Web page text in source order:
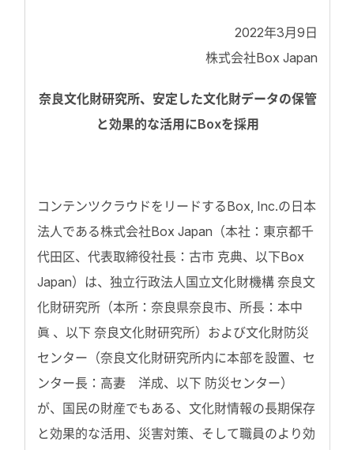
2022年3月9日
株式会社Box Japan
奈良文化財研究所、安定した文化財データの保管
と効果的な活用にBoxを採用
コンテンツクラウドをリードするBox, Inc.の日本
法人である株式会社Box Japan（本社：東京都千
代田区、代表取締役社長：古市 克典、以下Box
Japan）は、独立行政法人国立文化財機構 奈良文
化財研究所（本所：奈良県奈良市、所長：本中
眞 、以下 奈良文化財研究所）および文化財防災
センター（奈良文化財研究所内に本部を設置、セ
ンター長：高妻 洋成、以下 防災センター）
が、国民の財産でもある、文化財情報の長期保存
と効果的な活用、災害対策、そして職員のより効